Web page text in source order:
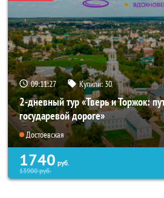
09:11:26 Купили:30
2-дневный тур «Тверь и Торжок:
государевой дороге»
Достоевская
1740 руб.
13900руб.